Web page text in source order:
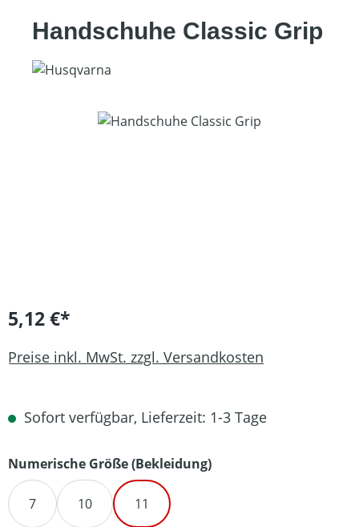
Handschuhe Classic Grip
Bildergalerie überspringen
5,12 €*
Preise inkl. MwSt. zzgl. Versandkosten
Sofort verfügbar, Lieferzeit: 1-3 Tage
Numerische Größe (Bekleidung)auswählen
7 10 11